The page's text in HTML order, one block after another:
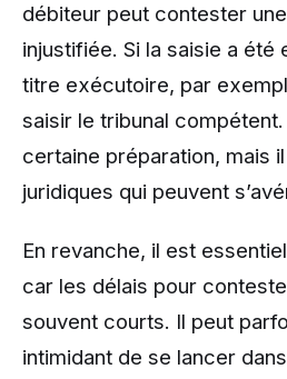
débiteur peut contester
injustifiée. Si la saisie a été
titre exécutoire, par
saisir le tribunal
certaine préparation, mais
juridiques qui peuvent
En revanche, il est
car les délais pour
souvent courts. Il peut
intimidant de se lancer